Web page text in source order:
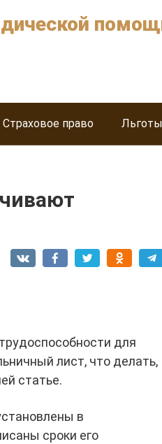
Страховое право
для
лист, что делать,
статье.
в
сроки его